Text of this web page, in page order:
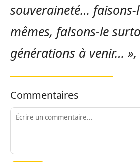
souveraineté…
mêmes, faisons-le
générations à venir… »,
Commentaires